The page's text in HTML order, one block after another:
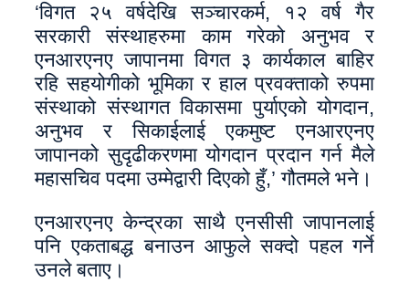
‘विगत २५ वर्षदेखि सञ्चारकर्म, १२ वर्ष गैर
सरकारी संस्थाहरुमा काम गरेको अनुभव र
एनआरएनए जापानमा विगत ३ कार्यकाल बाहिर
रहि सहयोगीको भूमिका र हाल प्रवक्ताको रुपमा
संस्थाको संस्थागत विकासमा पुर्याएको योगदान,
अनुभव र सिकाईलाई एकमुष्ट एनआरएनए
जापानको सुदृढीकरणमा योगदान प्रदान गर्न मैले
महासचिव पदमा उम्मेद्वारी दिएको हुँ,’ गौतमले भने।
एनआरएनए केन्द्रका साथै एनसीसी जापानलाई
पनि एकताबद्ध बनाउन आफुले सक्दो पहल गर्ने
उनले बताए।